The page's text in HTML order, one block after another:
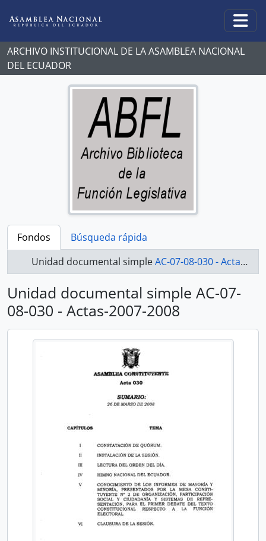
ARCHIVO INSTITUCIONAL DE LA ASAMBLEA NACIONAL
DEL ECUADOR
Fondos
Búsqueda rápida
Unidad documental simpleAC-07-08-030 - Actas-2007-2008
Unidad documental simple AC-07-
08-030 - Actas-2007-2008